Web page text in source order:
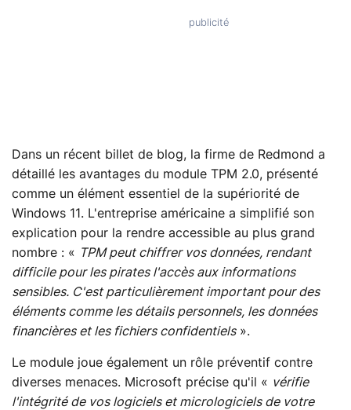
Dans un récent billet de blog, la firme de Redmond a
détaillé les avantages du module TPM 2.0, présenté
comme un élément essentiel de la supériorité de
Windows 11. L'entreprise américaine a simplifié son
explication pour la rendre accessible au plus grand
nombre : « TPM peut chiffrer vos données, rendant
difficile pour les pirates l'accès aux informations
sensibles. C'est particulièrement important pour des
éléments comme les détails personnels, les données
financières et les fichiers confidentiels».
Le module joue également un rôle préventif contre
diverses menaces. Microsoft précise qu'il « vérifie
l'intégrité de vos logiciels et micrologiciels de votre